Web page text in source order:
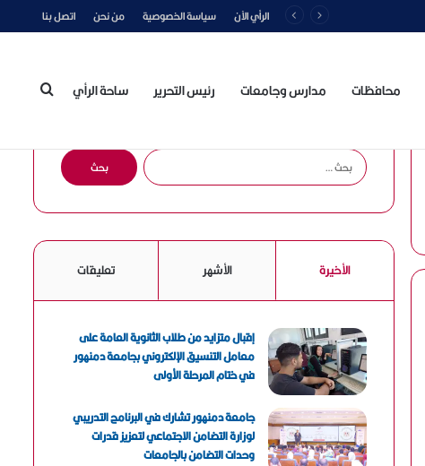
الرأي الآن سياسة الخصوصية من نحن اتصل بنا
محافظات مدارس وجامعات رئيس التحرير ساحة الرأي
عن
ا
ل
ح
الأخيرة الأشهر تعليقات
إقبال متزايد من طلاب الثانوية العامة على
معامل التنسيق الإلكتروني بجامعة دمنهور
في ختام المرحلة الأولى
جامعة دمنهور تشارك في البرنامج التدريبي
لوزارة التضامن الاجتماعي لتعزيز قدرات
وحدات التضامن بالجامعات